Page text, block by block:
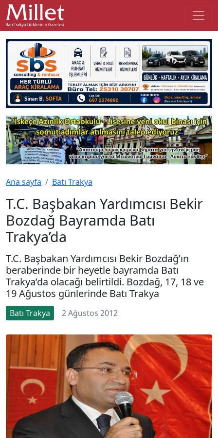
Ana sayfa Batı Trakya
T.C. Başbakan Yardımcısı Bekir
Bozdağ Bayramda Batı
Trakya’da
T.C. Başbakan Yardımcısı Bekir Bozdağ’ın
beraberinde bir heyetle bayramda Batı
Trakya’da olacağı belirtildi. Bozdağ, 17, 18 ve
19 Ağustos günlerinde Batı Trakya
Batı Trakya 2 Ağustos 2012